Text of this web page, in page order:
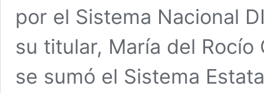
por el Sistema Nacional
su titular, María del Rocío
se sumó el Sistema